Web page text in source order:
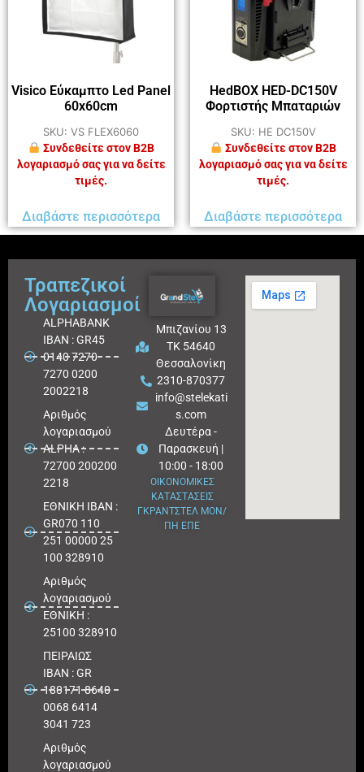
Visico Εύκαμπτο Led Panel
60x60cm
SKU: VS FLEX6060
Συνδεθείτε στον B2B
λογαριασμό σας για να δείτε
τιμές.
Διαβάστε περισσότερα
HedBOX HED-DC150V
Φορτιστής Μπαταριών
SKU: HE DC150V
Συνδεθείτε στον B2B
λογαριασμό σας για να δείτε
τιμές.
Διαβάστε περισσότερα
Τραπεζικοί
Λογαριασμοί
ALPHABANK
IBAN : GR45
0140 7270
7270 0200
2002218
Aριθμός
λογαριασμού
ALPHA :
72700 200200
2218
ΕΘΝΙΚΗ ΙΒΑΝ :
GR070 110
251 00000 25
100 328910
Αριθμός
λογαριασμού
ΕΘΝΙΚΗ :
25100 328910
ΠΕΙΡΑΙΩΣ
IBAN : GR
180171 8640
0068 6414
3041 723
Αριθμός
λογαριασμού
Μπιζανίου 13
ΤΚ 54640
Θεσσαλονίκη
2310-870377
info@stelekati
s.com
Δευτέρα -
Παρασκευή |
10:00 - 18:00
ΟΙΚΟΝΟΜΙΚΕΣ
ΚΑΤΑΣΤΑΣΕΙΣ
ΓΚΡΑΝΤΣΤΕΛ ΜΟΝ/
ΠΗ ΕΠΕ